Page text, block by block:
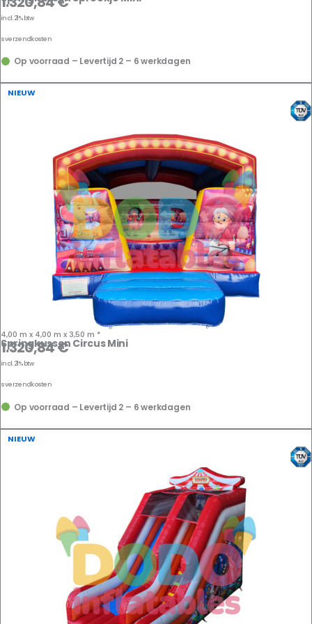
incl. 21% btw
verzendkosten
Op voorraad – Levertijd 2 – 6 werkdagen
NIEUW
Springkussen Circus Mini
4,00 m x 4,00 m x 3,50 m *
1.320,84€
incl. 21% btw
verzendkosten
Op voorraad – Levertijd 2 – 6 werkdagen
NIEUW